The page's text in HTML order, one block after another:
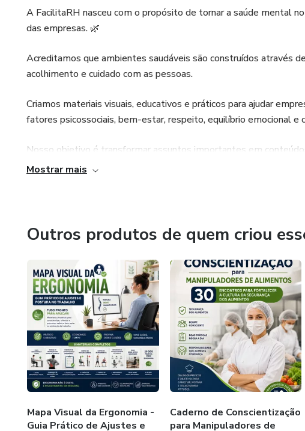
A FacilitaRH nasceu com o propósito de tornar a saúde mental
das empresas. 🌿
Acreditamos que ambientes saudáveis são construídos através
acolhimento e cuidado com as pessoas.
Criamos materiais visuais, educativos e práticos para ajudar
fatores psicossociais, bem-estar, respeito, equilíbrio emocional e
Nosso objetivo é transformar assuntos importantes em
moderna, visual leve e mensagens que realmente conectam com
🧠 Saúde mental também é prevenção.
Mostrar mais
Outros produtos de quem criou
Mapa Visual da Ergonomia -
Guia Prático de Ajustes e
Caderno de Conscientização
para Manipuladores de